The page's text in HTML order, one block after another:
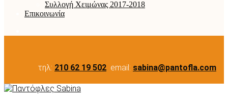
Συλλογή Χειμώνας 2017-2018
Επικοινωνία
τηλ: 210 62 19 502 email: sabina@pantofla.com